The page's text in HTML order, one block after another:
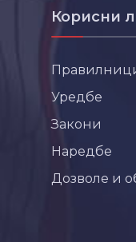
Корисни
Уредбе
Закони
Наредбе
Дозволе и